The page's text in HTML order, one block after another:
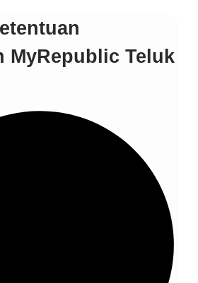
MyRepublic Teluk